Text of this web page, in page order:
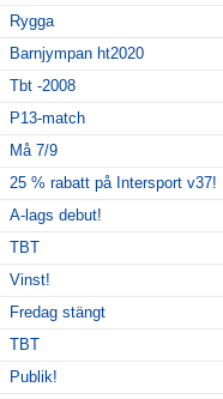
Rygga
Barnjympan ht2020
Tbt -2008
P13-match
Må 7/9
25 % rabatt på Intersport v37!
A-lags debut!
TBT
Vinst!
Fredag stängt
TBT
Publik!